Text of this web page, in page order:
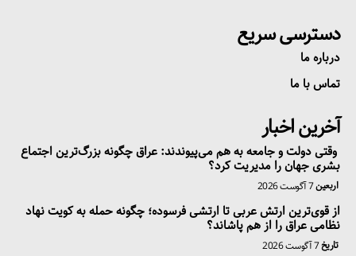
دسترسی سریع
درباره ما
تماس با ما
آخرین اخبار
وقتی دولت و جامعه به هم می‌پیوندند: عراق چگونه بزرگ‌ترین اجتماع
بشری جهان را مدیریت کرد؟
اربعین7 آگوست 2026
از قوی‌ترین ارتش عربی تا ارتشی فرسوده؛ چگونه حمله به کویت نهاد
نظامی عراق را از هم پاشاند؟
تاریخ7 آگوست 2026